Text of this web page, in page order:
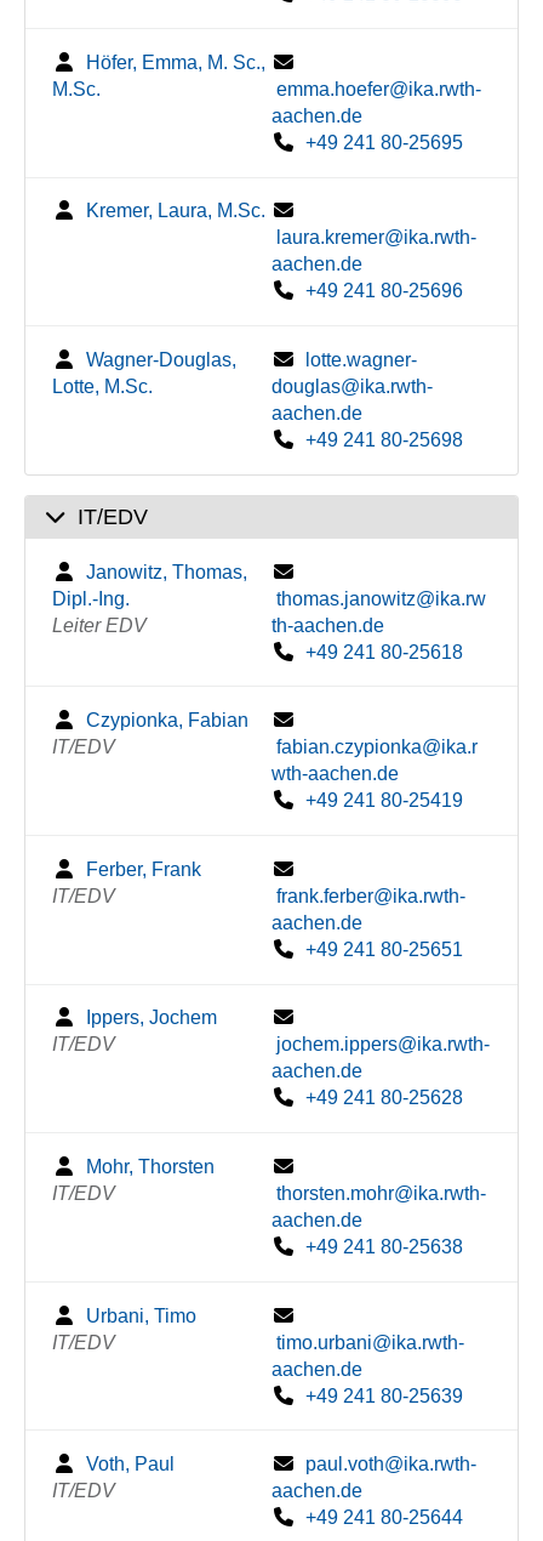
Höfer, Emma, M. Sc.,
M.Sc.
emma.hoefer@ika.rwth-
aachen.de
+49 241 80-25695
Kremer, Laura, M.Sc.
laura.kremer@ika.rwth-
aachen.de
+49 241 80-25696
Wagner-Douglas,
Lotte, M.Sc.
lotte.wagner-
douglas@ika.rwth-
aachen.de
+49 241 80-25698
IT/EDV
Janowitz, Thomas,
Dipl.-Ing.
Leiter EDV
thomas.janowitz@ika.rw
th-aachen.de
+49 241 80-25618
Czypionka, Fabian
IT/EDV
fabian.czypionka@ika.r
wth-aachen.de
+49 241 80-25419
Ferber, Frank
IT/EDV
frank.ferber@ika.rwth-
aachen.de
+49 241 80-25651
Ippers, Jochem
IT/EDV
jochem.ippers@ika.rwth-
aachen.de
+49 241 80-25628
Mohr, Thorsten
IT/EDV
thorsten.mohr@ika.rwth-
aachen.de
+49 241 80-25638
Urbani, Timo
IT/EDV
timo.urbani@ika.rwth-
aachen.de
+49 241 80-25639
Voth, Paul
IT/EDV
paul.voth@ika.rwth-
aachen.de
+49 241 80-25644